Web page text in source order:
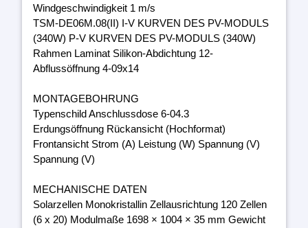
Windgeschwindigkeit 1 m/s
TSM-DE06M.08(II) I-V KURVEN DES PV-MODULS
(340W) P-V KURVEN DES PV-MODULS (340W)
Rahmen Laminat Silikon-Abdichtung 12-
Abflussöffnung 4-09x14
MONTAGEBOHRUNG
Typenschild Anschlussdose 6-04.3
Erdungsöffnung Rückansicht (Hochformat)
Frontansicht Strom (A) Leistung (W) Spannung (V)
Spannung (V)
MECHANISCHE DATEN
Solarzellen Monokristallin Zellausrichtung 120 Zellen
(6 x 20) Modulmaße 1698 × 1004 × 35 mm Gewicht